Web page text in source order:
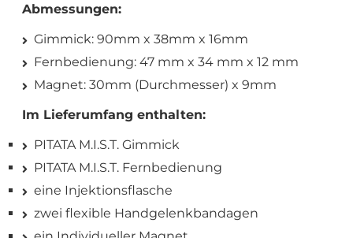
Abmessungen:
Gimmick: 90mm x 38mm x 16mm
Fernbedienung: 47 mm x 34 mm x 12 mm
Magnet: 30mm (Durchmesser) x 9mm
Im Lieferumfang enthalten:
PITATA M.I.S.T. Gimmick
PITATA M.I.S.T. Fernbedienung
eine Injektionsflasche
zwei flexible Handgelenkbandagen